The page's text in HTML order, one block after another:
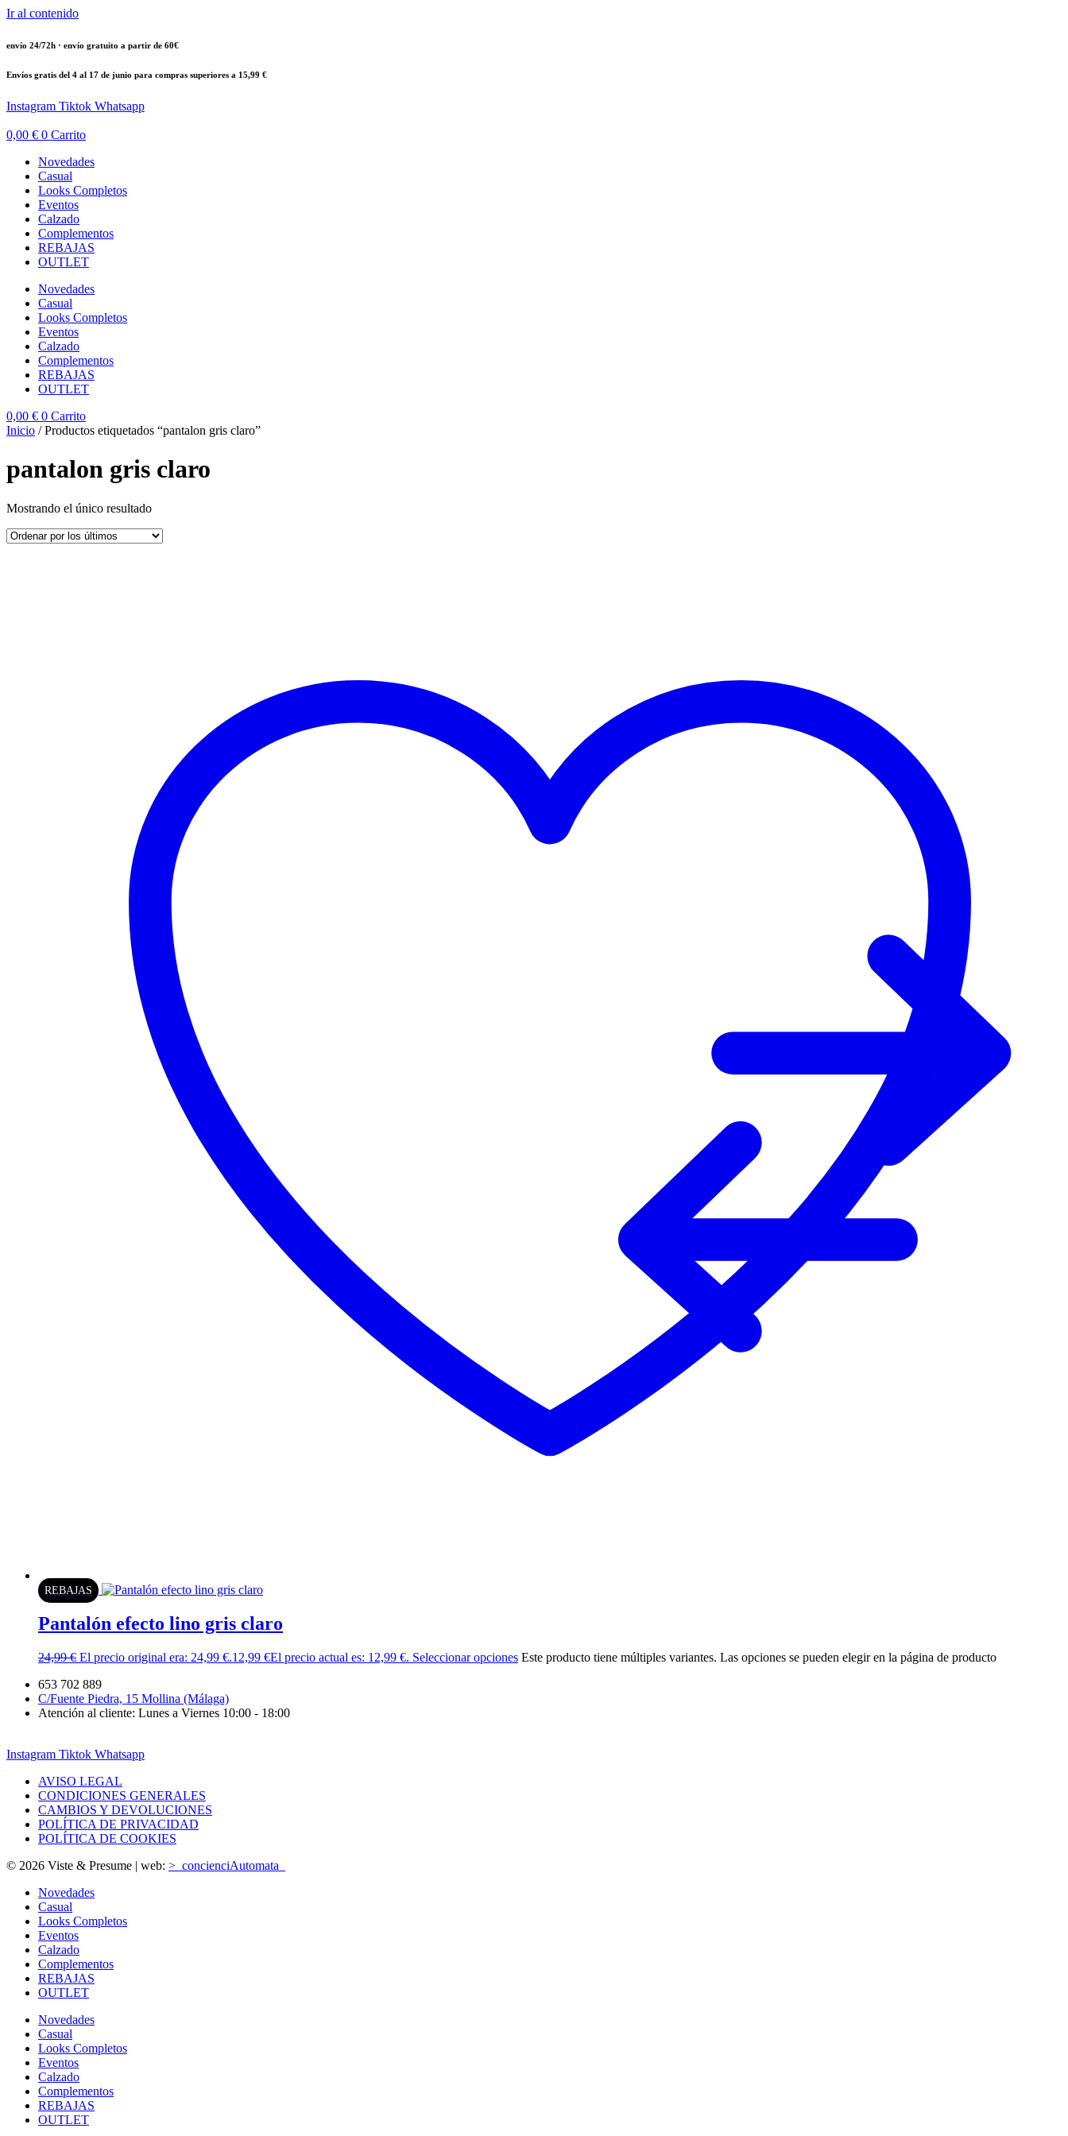
Ir al contenido
envío 24/72h · envío gratuito a partir de 60€
Envíos gratis del 4 al 17 de junio para compras superiores a 15,99 €
Instagram Tiktok Whatsapp
0,00 € 0 Carrito
Novedades
Casual
Looks Completos
Eventos
Calzado
Complementos
REBAJAS
OUTLET
Novedades
Casual
Looks Completos
Eventos
Calzado
Complementos
REBAJAS
OUTLET
0,00 € 0 Carrito
Inicio / Productos etiquetados “pantalon gris claro”
pantalon gris claro
Mostrando el único resultado
REBAJAS
Pantalón efecto lino gris claro
24,99€ El precio original era: 24,99 €.12,99 €El precio actual es: 12,99 €. Seleccionar opciones Este producto tiene múltiples variantes. Las opciones se pueden elegir en la página de producto
653 702 889
C/Fuente Piedra, 15 Mollina (Málaga)
Atención al cliente: Lunes a Viernes 10:00 - 18:00
Instagram Tiktok Whatsapp
AVISO LEGAL
CONDICIONES GENERALES
CAMBIOS Y DEVOLUCIONES
POLÍTICA DE PRIVACIDAD
POLÍTICA DE COOKIES
© 2026 Viste & Presume | web: >_concienciAutomata_
Novedades
Casual
Looks Completos
Eventos
Calzado
Complementos
REBAJAS
OUTLET
Novedades
Casual
Looks Completos
Eventos
Calzado
Complementos
REBAJAS
OUTLET